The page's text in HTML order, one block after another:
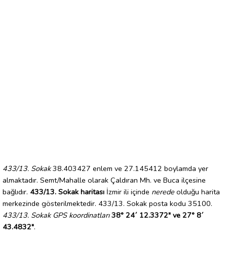
433/13. Sokak38.403427 enlem ve 27.145412 boylamda yer
almaktadır. Semt/Mahalle olarak Çaldıran Mh. ve Buca ilçesine
bağlıdır. 433/13. Sokak haritası İzmir ili içinde nerede olduğu harita
merkezinde gösterilmektedir. 433/13. Sokak posta kodu 35100.
433/13. Sokak GPS koordinatları 38° 24´ 12.3372" ve 27° 8´
43.4832".